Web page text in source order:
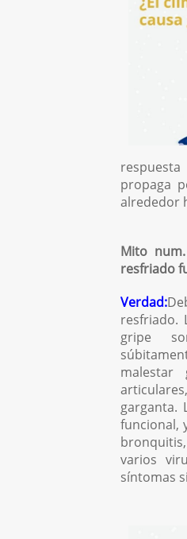
propaga
alrededor
Mito
resfriado
Verdad:
resfriado.
gripe
malestar
garganta.
funcional,
varios
síntomas